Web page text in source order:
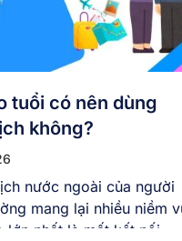
tuổi có nên dùng
không?
nước ngoài của người
mang lại nhiều niềm
nhất là mất kết nối –